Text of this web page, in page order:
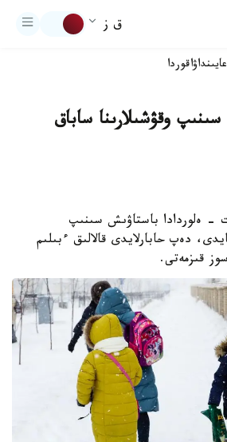
ق ز
اقوردا
سىنىپ وقۋشىلارىنا ساباق
- ەلوردادا باستاۋىش سىنىپ
دەپ حابارلايدى قالالىق ءبىلىم
قىزمەتى.